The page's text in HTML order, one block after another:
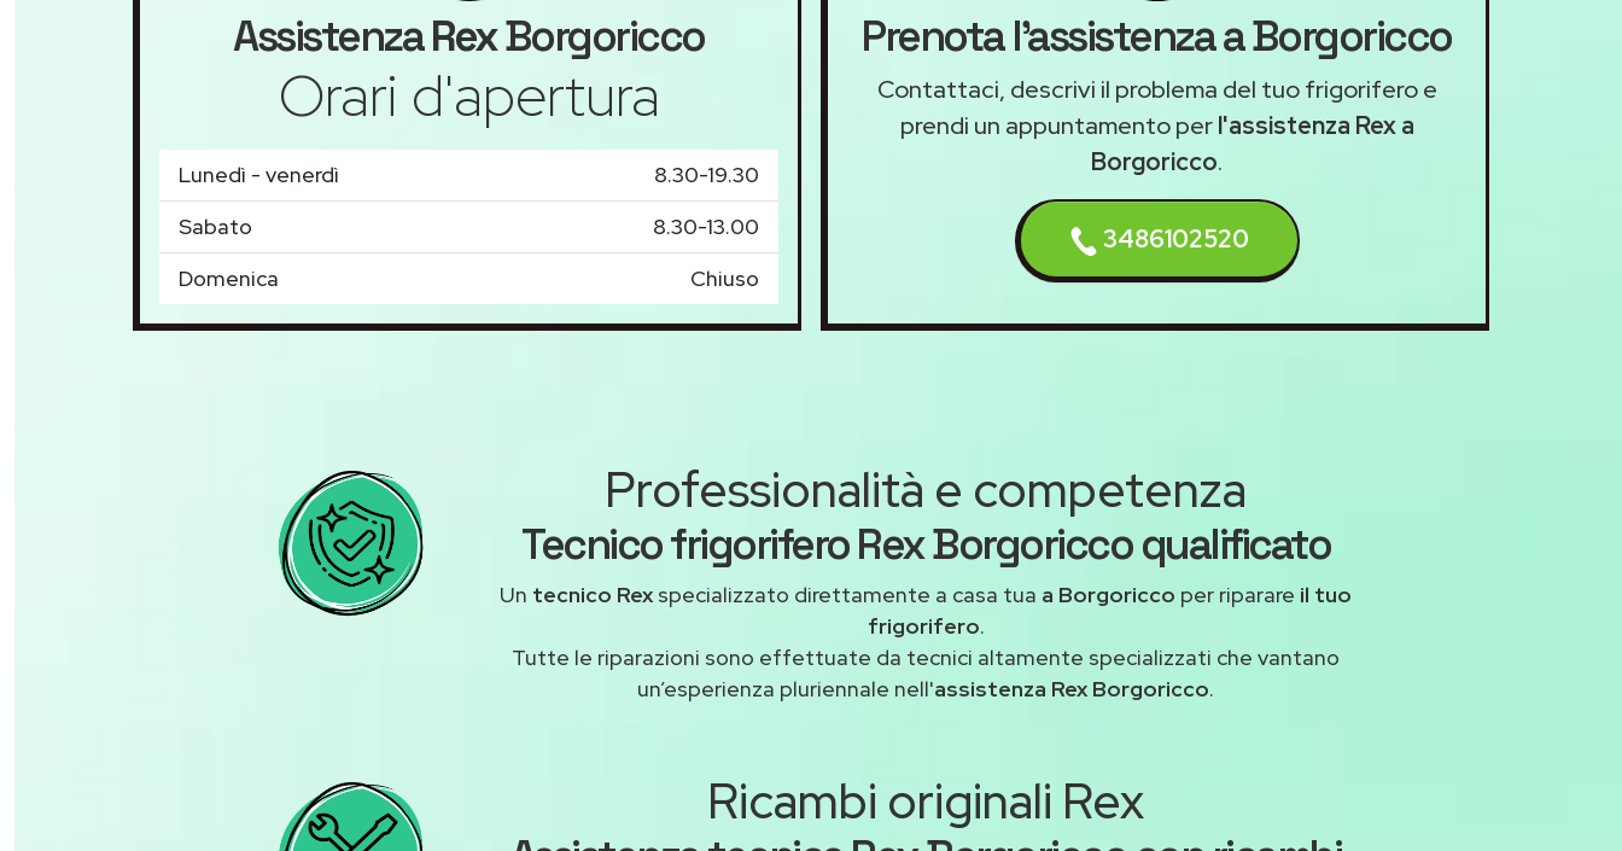
AssistenzaRexBorgoricco
Orari d'apertura
Lunedì - venerdì
8.30-19.30
Sabato
8.30-13.00
Domenica
Chiuso
Prenota l'assistenza a Borgoricco
Contattaci, descrivi il problema del tuo frigorifero e
prendi un appuntamento perl'assistenza Rex a
Borgoricco.
3486102520
Professionalità e competenza
Tecnico frigorifero Rex Borgoricco qualificato
Un tecnico Rex specializzato direttamente a casa tua a Borgoricco per riparare il tuo
frigorifero.
Tutte le riparazioni sono effettuate da tecnici altamente specializzati che vantano
un’esperienza pluriennale nell'assistenza Rex Borgoricco.
Ricambi originali Rex